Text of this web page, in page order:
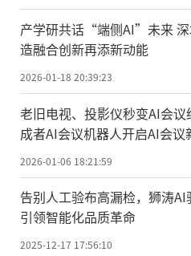
产学研共话“端侧AI”未来 深
造融合创新再添新动能
2026-01-18 20:39:23
老旧电视、投影仪秒变AI会议
成者AI会议机器人开启AI会议
2026-01-06 18:21:59
告别人工验布高漏检，狮涛AI
引领智能化品质革命
2025-12-17 17:56:10